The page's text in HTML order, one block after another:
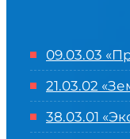
09.03.03
21.03.02
38.03.01